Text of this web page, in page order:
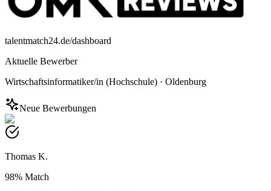
talentmatch24.de/dashboard
Aktuelle Bewerber
Wirtschaftsinformatiker/in (Hochschule) · Oldenburg
Neue Bewerbungen
Thomas K.
98% Match